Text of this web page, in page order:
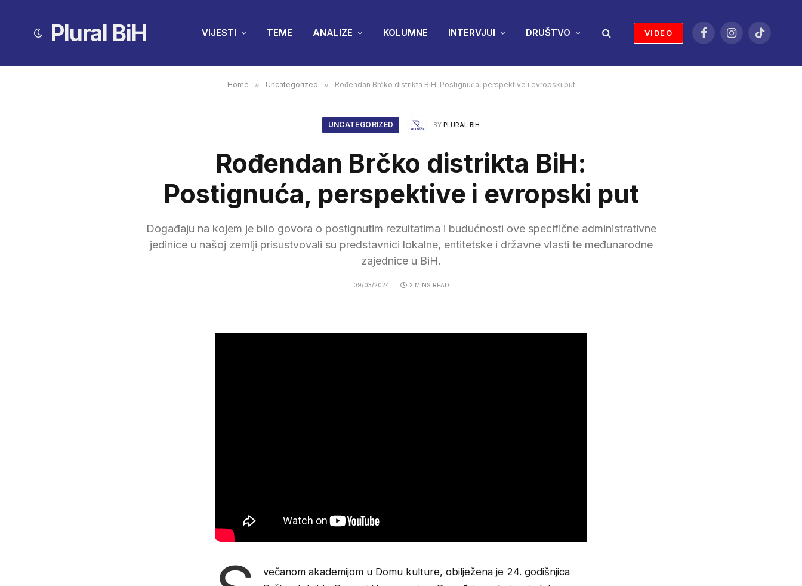
Plural BiH VIJESTI TEME ANALIZE KOLUMNE INTERVJUI DRUŠTVO VIDEO
FacebookInstagramTikTok
Home » Uncategorized » Rođendan Brčko distrikta BiH: Postignuća, perspektive i evropski put
UNCATEGORIZED BY PLURAL BIH
Rođendan Brčko distrikta BiH:
Postignuća, perspektive i evropski put
Događaju na kojem je bilo govora o postignutim rezultatima i budućnosti ove specifične administrativne
jedinice u našoj zemlji prisustvovali su predstavnici lokalne, entitetske i državne vlasti te međunarodne
zajednice u BiH.
09/03/2024 2 MINS READ
večanom akademijom u Domu kulture, obilježena je 24. godišnjica